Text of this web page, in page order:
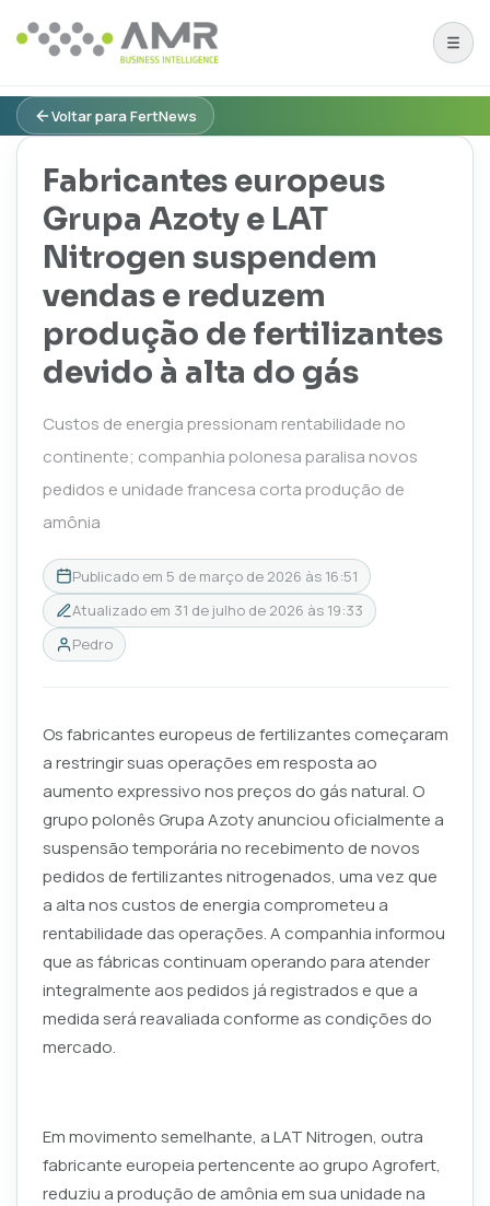
Voltar para FertNews
Fabricantes europeus
Grupa Azoty e LAT
Nitrogen suspendem
vendas e reduzem
produção de fertilizantes
devido à alta do gás
Custos de energia pressionam rentabilidade no
continente; companhia polonesa paralisa novos
pedidos e unidade francesa corta produção de
amônia
Publicado em 5 de março de 2026 às 16:51
Atualizado em 31 de julho de 2026 às 19:33
Pedro
Os fabricantes europeus de fertilizantes começaram
a restringir suas operações em resposta ao
aumento expressivo nos preços do gás natural. O
grupo polonês Grupa Azoty anunciou oficialmente a
suspensão temporária no recebimento de novos
pedidos de fertilizantes nitrogenados, uma vez que
a alta nos custos de energia comprometeu a
rentabilidade das operações. A companhia informou
que as fábricas continuam operando para atender
integralmente aos pedidos já registrados e que a
medida será reavaliada conforme as condições do
mercado.
Em movimento semelhante, a LAT Nitrogen, outra
fabricante europeia pertencente ao grupo Agrofert,
reduziu a produção de amônia em sua unidade na